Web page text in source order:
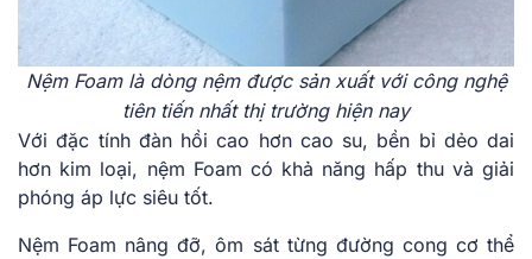
Nệm Foam là dòng nệm được sản xuất với công nghệ
tiên tiến nhất thị trường hiện nay
Với đặc tính đàn hồi cao hơn cao su, bền bỉ dẻo dai
hơn kim loại, nệm Foam có khả năng hấp thu và giải
phóng áp lực siêu tốt.
Nệm Foam nâng đỡ, ôm sát từng đường cong cơ thể